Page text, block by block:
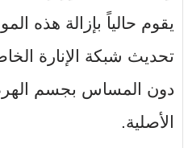
يقوم حالياً بإزالة هذه
تحديث شبكة الإنارة
دون المساس بجسم
الأصلية.